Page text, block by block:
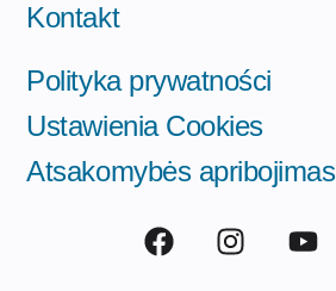
Kontakt
Polityka prywatności
Ustawienia Cookies
Atsakomybės apribojimas